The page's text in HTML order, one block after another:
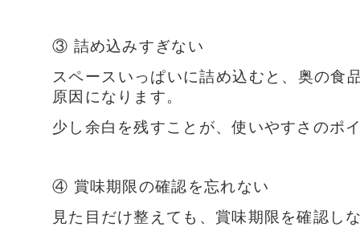
③ 詰め込みすぎない
スペースいっぱいに詰め込むと、奥の食
原因になります。
少し余白を残すことが、使いやすさのポ
④ 賞味期限の確認を忘れない
見た目だけ整えても、賞味期限を確認し